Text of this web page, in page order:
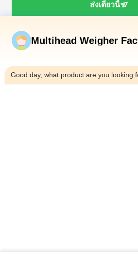
ส่งเดี๋ยวนี้
Multihead Weigher
Good day, what product are you looking